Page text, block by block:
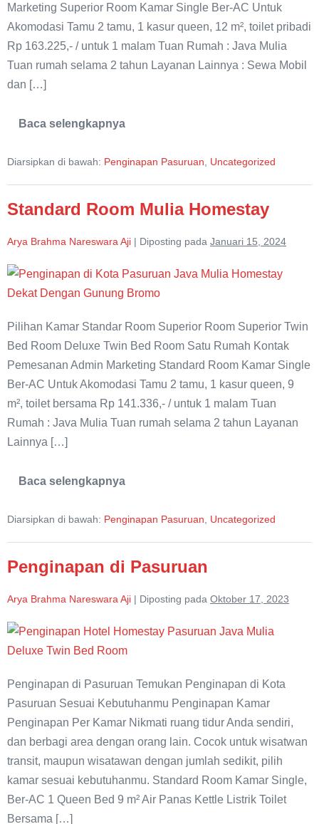
Marketing Superior Room Kamar Single Ber-AC Untuk
Akomodasi Tamu 2 tamu, 1 kasur queen, 12 m², toilet pribadi
Rp 163.225,- / untuk 1 malam Tuan Rumah : Java Mulia
Tuan rumah selama 2 tahun Layanan Lainnya : Sewa Mobil
dan […]
Baca selengkapnya
Superior
Mulia
Diarsipkan di bawah: Penginapan Pasuruan, Uncategorized
Standard Room Mulia Homestay
Arya Brahma Nareswara Aji | Diposting pada Januari 15, 2024
Standard
Room
Homestay
Pilihan Kamar Standar Room Superior Room Superior Twin
Bed Room Deluxe Twin Bed Room Satu Rumah Kontak
Pemesanan Admin Marketing Standard Room Kamar Single
Ber-AC Untuk Akomodasi Tamu 2 tamu, 1 kasur queen, 9
m², toilet bersama Rp 141.336,- / untuk 1 malam Tuan
Rumah : Java Mulia Tuan rumah selama 2 tahun Layanan
Lainnya […]
Baca selengkapnya
Standard
Homestay
Diarsipkan di bawah: Penginapan Pasuruan, Uncategorized
Penginapan di Pasuruan
Arya Brahma Nareswara Aji | Diposting pada Oktober 17, 2023
Penginapan
di
Penginapan di Pasuruan Temukan Penginapan di Kota
Pasuruan Sesuai Kebutuhanmu Penginapan Kamar
Penginapan Per Kamar Nikmati ruang tidur Anda sendiri,
dan berbagi area dengan orang lain. Cocok untuk wisatwan
transit, maupun wisatawan dengan jumlah sedikit, pilih
kamar sesuai kebutuhanmu. Standard Room Kamar Single,
Ber-AC 1 Queen Bed 9 m² Air Panas Kettle Listrik Toilet
Bersama […]